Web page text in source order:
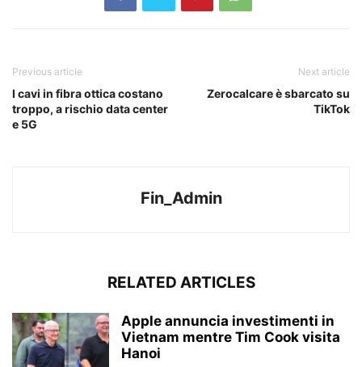
Previous article
I cavi in fibra ottica costano
troppo, a rischio data center
e 5G
Next article
Zerocalcare è sbarcato su
TikTok
Fin_Admin
RELATED ARTICLES
Apple annuncia investimenti in
Vietnam mentre Tim Cook visita
Hanoi